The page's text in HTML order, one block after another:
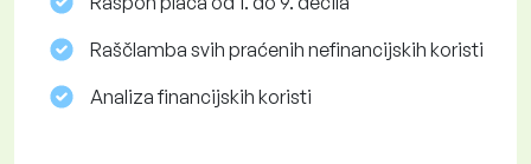
Raščlamba svih praćenih nefinancijskih koristi
Analiza financijskih koristi